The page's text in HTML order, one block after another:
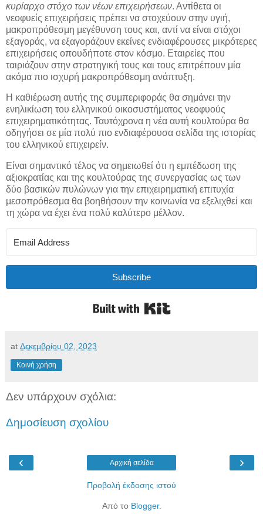
κυρίαρχο στόχο των νέων επιχειρήσεων. Αντίθετα οι
νεοφυείς επιχειρήσεις πρέπει να στοχεύουν στην υγιή,
μακροπρόθεσμη μεγέθυνση τους και, αντί να είναι στόχοι
εξαγοράς, να εξαγοράζουν εκείνες ενδιαφέρουσες μικρότερες
επιχειρήσεις οπουδήποτε στον κόσμο. Εταιρείες που
ταιριάζουν στην στρατηγική τους και τους επιτρέπουν μία
ακόμα πιο ισχυρή μακροπρόθεσμη ανάπτυξη.
Η καθιέρωση αυτής της συμπεριφοράς θα σημάνει την
ενηλικίωση του ελληνικού οικοσυστήματος νεοφυούς
επιχειρηματικότητας. Ταυτόχρονα η νέα αυτή κουλτούρα θα
οδηγήσει σε μία πολύ πιο ενδιαφέρουσα σελίδα της ιστορίας
του ελληνικού επιχειρείν.
Είναι σημαντικό τέλος να σημειωθεί ότι η εμπέδωση της
αξιοκρατίας και της κουλτούρας της συνεργασίας ως των
δύο βασικών πυλώνων για την επιχειρηματική επιτυχία
μεσοπρόθεσμα θα βοηθήσουν την κοινωνία να εξελιχθεί και
τη χώρα να έχει ένα πολύ καλύτερο μέλλον.
Subscribe
at Δεκεμβρίου 02, 2023
Κοινή χρήση
Δεν υπάρχουν σχόλια:
Δημοσίευση σχολίου
‹ ›
Αρχική σελίδα
Προβολή έκδοσης ιστού
Από το Blogger.